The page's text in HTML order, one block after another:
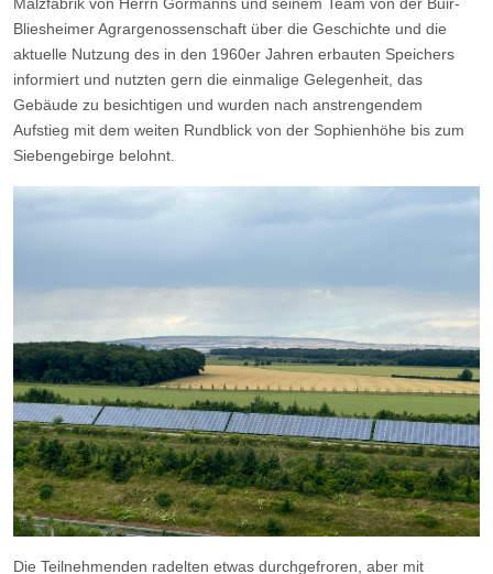
Bliesheimer Agrargenossenschaft über die Geschichte und die
aktuelle Nutzung des in den 1960er Jahren erbauten Speichers
informiert und nutzten gern die einmalige Gelegenheit, das
Gebäude zu besichtigen und wurden nach anstrengendem
Aufstieg mit dem weiten Rundblick von der Sophienhöhe bis zum
Siebengebirge belohnt.
Die Teilnehmenden radelten etwas durchgefroren, aber mit